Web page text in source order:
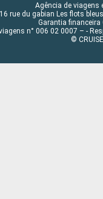
Agência de viagens
16 rue du gabian Les flots
Garantia financeira
n° 006 02 0007 – -
©